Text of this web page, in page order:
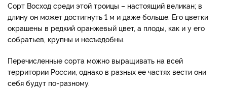
Сорт Восход среди этой троицы – настоящий великан; в
длину он может достигнуть 1 м и даже больше. Его цветки
окрашены в редкий оранжевый цвет, а плоды, как и у его
собратьев, крупны и несъедобны.
Перечисленные сорта можно выращивать на всей
территории России, однако в разных ее частях вести они
себя будут по-разному.